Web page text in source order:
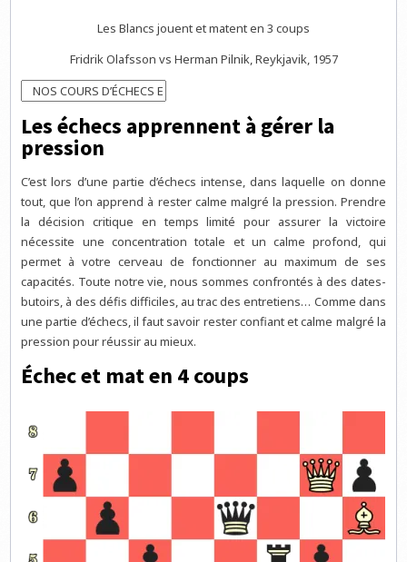
Les Blancs jouent et matent en 3 coups
Fridrik Olafsson vs Herman Pilnik, Reykjavik, 1957
Les échecs apprennent à gérer la
pression
C’est lors d’une partie d’échecs intense, dans laquelle on donne
tout, que l’on apprend à rester calme malgré la pression. Prendre
la décision critique en temps limité pour assurer la victoire
nécessite une concentration totale et un calme profond, qui
permet à votre cerveau de fonctionner au maximum de ses
capacités. Toute notre vie, nous sommes confrontés à des dates-
butoirs, à des défis difficiles, au trac des entretiens… Comme dans
une partie d’échecs, il faut savoir rester confiant et calme malgré la
pression pour réussir au mieux.
Échec et mat en 4 coups